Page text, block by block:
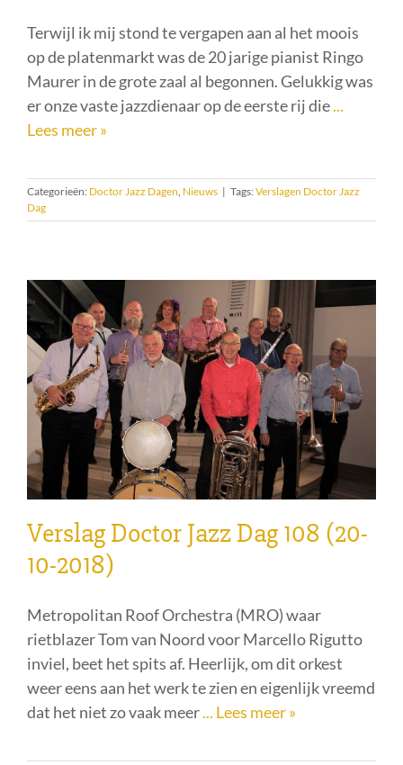
Terwijl ik mij stond te vergapen aan al het moois
op de platenmarkt was de 20 jarige pianist Ringo
Maurer in de grote zaal al begonnen. Gelukkig was
er onze vaste jazzdienaar op de eerste rij die...
Lees meer »
Categorieën: Doctor Jazz Dagen Nieuws | Tags:Verslagen Doctor Jazz
Dag
Verslag Doctor Jazz Dag 108 (20-
10-2018)
Metropolitan Roof Orchestra (MRO) waar
rietblazer Tom van Noord voor Marcello Rigutto
inviel, beet het spits af. Heerlijk, om dit orkest
weer eens aan het werk te zien en eigenlijk vreemd
dat het niet zo vaak meer... Lees meer »